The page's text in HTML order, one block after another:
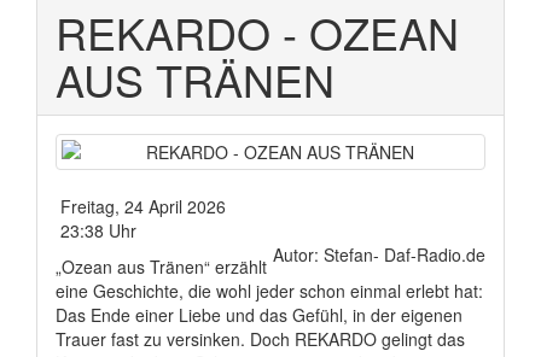
REKARDO - OZEAN
AUS TRÄNEN
Freitag, 24 April 2026
23:38 Uhr
Autor: Stefan- Daf-Radio.de
„Ozean aus Tränen“ erzählt
eine Geschichte, die wohl jeder schon einmal erlebt hat:
Das Ende einer Liebe und das Gefühl, in der eigenen
Trauer fast zu versinken. Doch REKARDO gelingt das